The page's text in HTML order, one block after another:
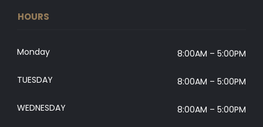
HOURS
Monday 8:00AM – 5:00PM
TUESDAY 8:00AM – 5:00PM
WEDNESDAY 8:00AM – 5:00PM